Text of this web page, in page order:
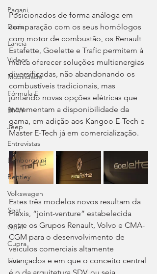
Pagani
Dacia
Lancia
Videos
Mobilidade
Fórmula E
BMW
Jeep
Entrevistas
Lamborghini
Bentley
Volkswagen
Seat
Opel
Cupra
Fiat
Posicionados de forma análoga em
comparação com os seus homólogos
com motor de combustão, os Renault
Estafette, Goelette e Trafic permitem à
marca oferecer soluções multienergias
diversificadas, não abandonando os
combustíveis tradicionais, mas
juntando novas opções elétricas que
incrementam a disponibilidade da
gama, em adição aos Kangoo E-Tech e
Master E-Tech já em comercialização.
Estes três modelos novos resultam da
Flexis, “joint-venture” estabelecida
entre os Grupos Renault, Volvo e CMA-
CGM para o desenvolvimento de
veículos comerciais altamente
avançados e em que o conceito central